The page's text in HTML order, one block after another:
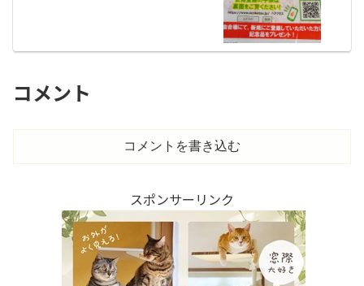
コメント
コメントを書き込む
スポンサーリンク